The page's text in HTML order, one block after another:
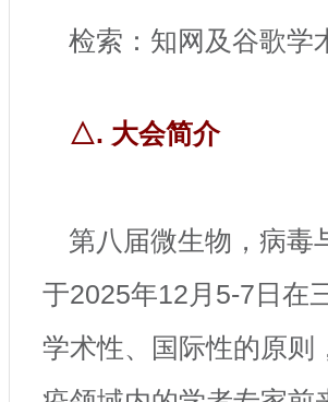
检索：知网及谷歌学
△. 大会简介
第八届微生物，病毒
于2025年12月5-7日在
学术性、国际性的原则